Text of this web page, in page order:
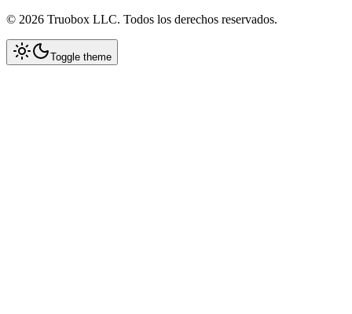
© 2026 Truobox LLC. Todos los derechos reservados.
Toggle theme